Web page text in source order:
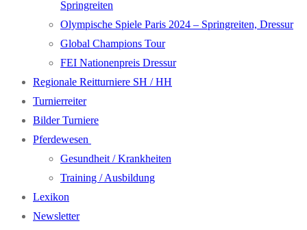
Springreiten
Olympische Spiele Paris 2024 – Springreiten, Dressur
Global Champions Tour
FEI Nationenpreis Dressur
Regionale Reitturniere SH / HH
Turnierreiter
Bilder Turniere
Pferdewesen
Gesundheit / Krankheiten
Training / Ausbildung
Lexikon
Newsletter